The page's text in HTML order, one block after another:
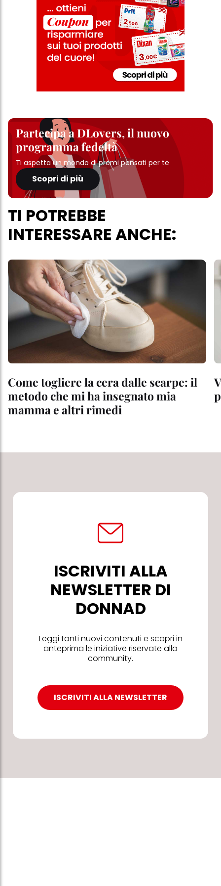
Partecipa a DLovers, il nuovo
programma fedeltà
Ti aspetta un mondo di premi pensati per te
Scopri di più
TI POTREBBE
INTERESSARE ANCHE:
Come togliere la cera dalle scarpe: il
metodo che mi ha insegnato mia
mamma e altri rimedi
ISCRIVITI ALLA
NEWSLETTER DI
DONNAD
Leggi tanti nuovi contenuti e scopri in
anteprima le iniziative riservate alla
community.
ISCRIVITI ALLA NEWSLETTER